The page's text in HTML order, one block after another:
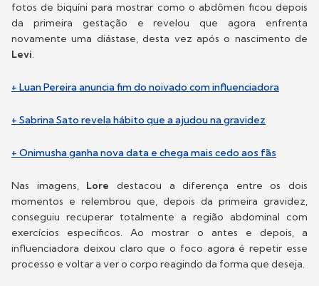
fotos de biquíni para mostrar como o abdômen ficou depois
da primeira gestação e revelou que agora enfrenta
novamente uma diástase, desta vez após o nascimento de
Levi.
+ Luan Pereira anuncia fim do noivado com influenciadora
+ Sabrina Sato revela hábito que a ajudou na gravidez
+ Onimusha ganha nova data e chega mais cedo aos fãs
Nas imagens, Lore destacou a diferença entre os dois
momentos e relembrou que, depois da primeira gravidez,
conseguiu recuperar totalmente a região abdominal com
exercícios específicos. Ao mostrar o antes e depois, a
influenciadora deixou claro que o foco agora é repetir esse
processo e voltar a ver o corpo reagindo da forma que deseja.